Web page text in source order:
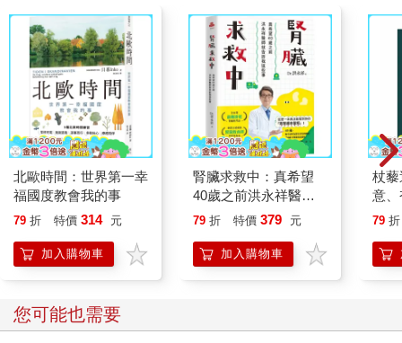
北歐時間：世界第一幸
福國度教會我的事
79 折 特價 314 元
加入購物車
腎臟求救中：真希望
40歲之前洪永祥醫師
就告訴我這些事
79 折 特價 379 元
加入購物車
杖
意
恭
79 折
您可能也需要